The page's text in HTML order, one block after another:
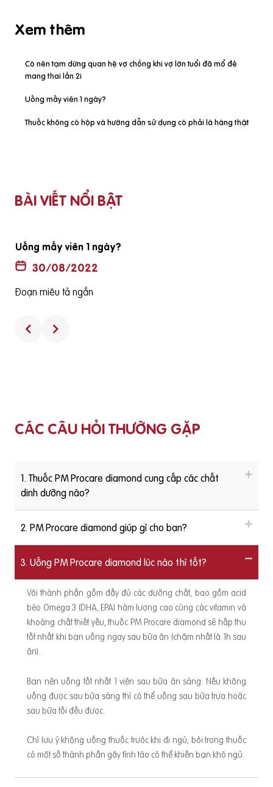
Xem thêm
Có nên tạm dừng quan hệ vợ chồng khi vợ lớn tuổi đã mổ đẻ
mang thai lần 2i
Uống mấy viên 1 ngày?
Thuốc không có hộp và hướng dẫn sử dụng có phải là hàng thật
BÀI VIẾT NỔI BẬT
Uống mấy viên 1 ngày?
30/08/2022
Đoạn miêu tả ngắn
CÁC CÂU HỎI THƯỜNG GẶP
1. Thuốc PM Procare diamond cung cấp các chất
dinh dưỡng nào?
2. PM Procare diamond giúp gì cho bạn?
3. Uống PM Procare diamond lúc nào thì tốt?
Với thành phần gồm đầy đủ các dưỡng chất, bao gồm acid
béo Omega 3 (DHA, EPA) hàm lượng cao cùng các vitamin và
khoáng chất thiết yếu, thuốc PM Procare diamond sẽ hấp thu
tốt nhất khi bạn uống ngay sau bữa ăn (chậm nhất là 1h sau
ăn).
Bạn nên uống tốt nhất 1 viên sau bữa ăn sáng. Nếu không
uống được sau bữa sáng thì có thể uống sau bữa trưa hoặc
sau bữa tối đều được.
Chỉ lưu ý không uống thuốc trước khi đi ngủ, bởi trong thuốc
có một số thành phần gây tỉnh táo có thể khiến bạn khó ngủ.